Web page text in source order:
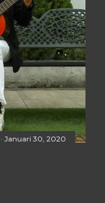
Januari 30, 2020